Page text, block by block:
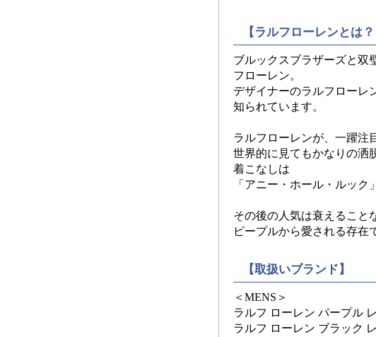
【ラルフローレンとは？
ブルックスブラザーズと双
フローレン。
デザイナーのラルフローレ
知られています。
ラルフローレンが、一躍注
世界的に見てもかなりの洒
着こなしは
「アニー・ホール・ルック
その後の人気は衰えること
ピープルから愛される存在
【取扱いブランド】
＜MENS＞
ラルフ ローレン パープル
ラルフ ローレン ブラック